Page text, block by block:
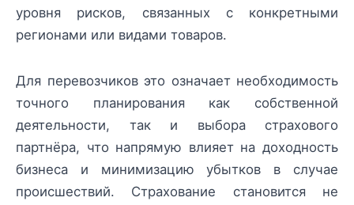
уровня рисков, связанных с конкретными
регионами или видами товаров.
Для перевозчиков это означает необходимость
точного планирования как собственной
деятельности, так и выбора страхового
партнёра, что напрямую влияет на доходность
бизнеса и минимизацию убытков в случае
происшествий. Страхование становится не